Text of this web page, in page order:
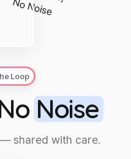
Loop
Noise
shared with care.